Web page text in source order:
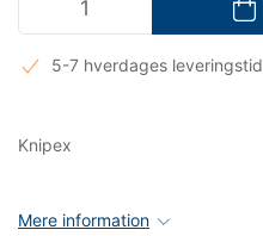
5-7 hverdages leveringstid
Knipex
Mere information